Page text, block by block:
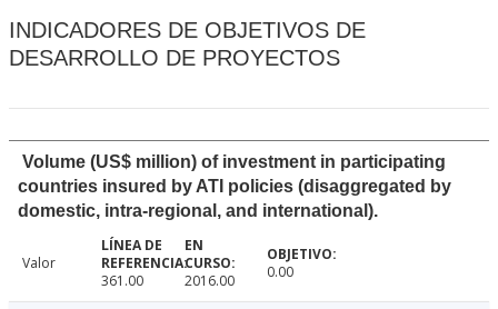
INDICADORES DE OBJETIVOS DE
DESARROLLO DE PROYECTOS
Volume (US$ million) of investment in participating
countries insured by ATI policies (disaggregated by
domestic, intra-regional, and international).
Valor
361.00
2016.00 0.00